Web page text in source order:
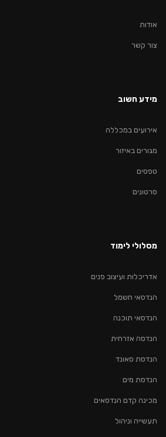
אודות
צור קשר
מידע חשוב
אירועים במכללה
מגורים באיזור
טפסים
סרטונים
מסלולי לימוד
אדריכלות ועיצוב פנים
הנדסאי חשמל
הנדסאי תוכנה
הנדסה אזרחית
הנדסת סאונד
הנדסת מים
מכינה קדם הנדסאים
תעשייה וניהול